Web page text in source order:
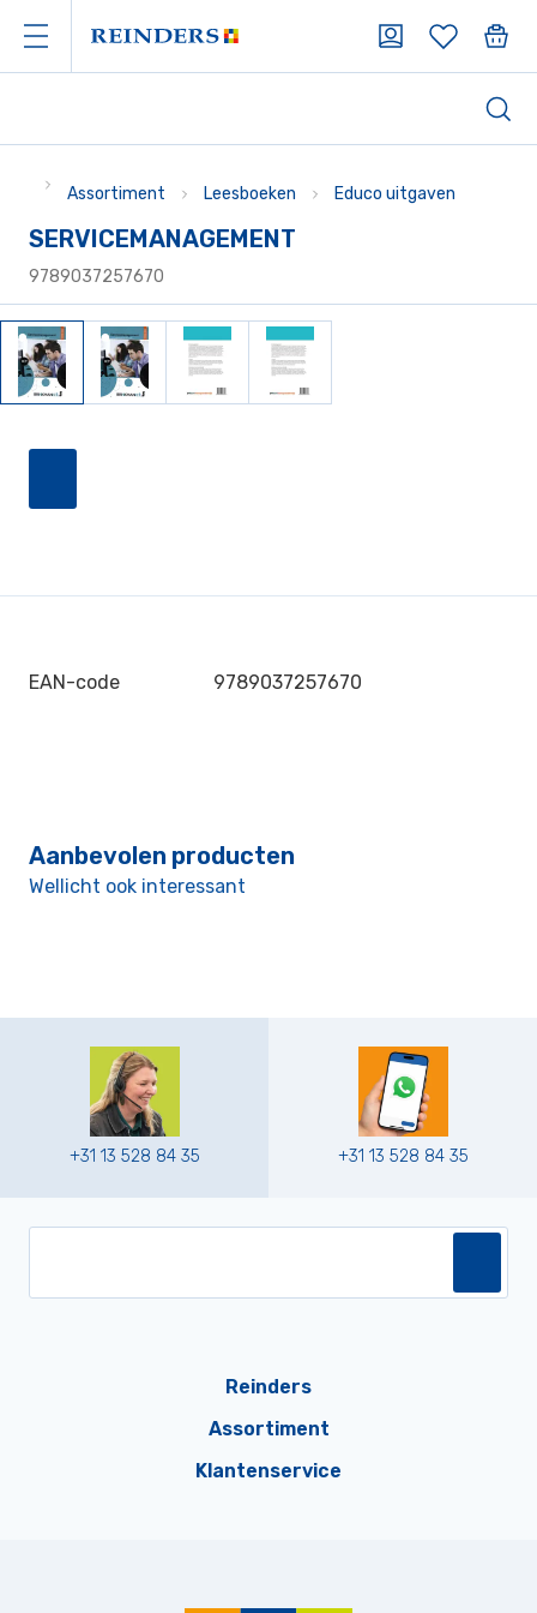
Assortiment Leesboeken Educo uitgaven
SERVICEMANAGEMENT
9789037257670
EAN-code 9789037257670
Aanbevolen producten
Wellicht ook interessant
+31 13 528 84 35 +31 13 528 84 35
Reinders
Assortiment
Klantenservice